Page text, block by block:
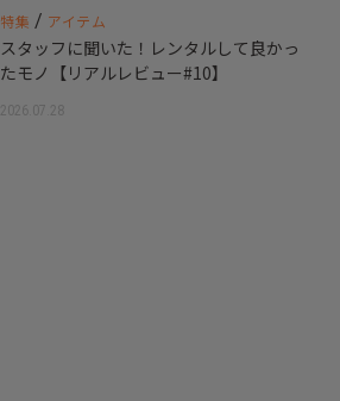
特集 / アイテム
スタッフに聞いた！レンタルして良かっ
たモノ【リアルレビュー#10】
2026.07.28